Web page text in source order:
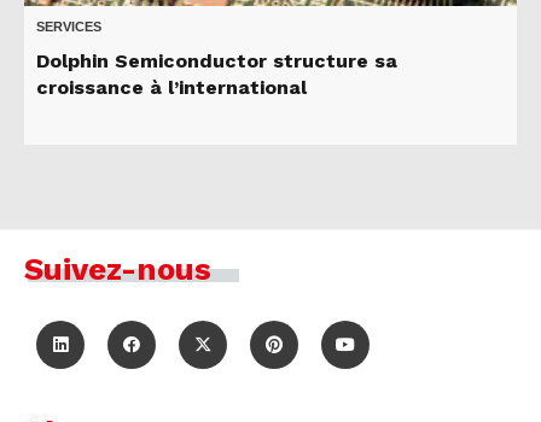
SERVICES
Dolphin Semiconductor structure sa
croissance à l’international
Suivez-nous